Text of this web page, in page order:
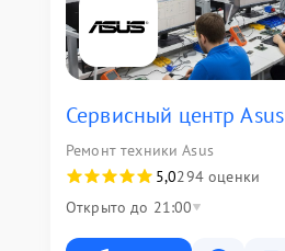
Сервисный центр Asus
Ремонт техники Asus
5,0294 оценки
Открыто до 21:00